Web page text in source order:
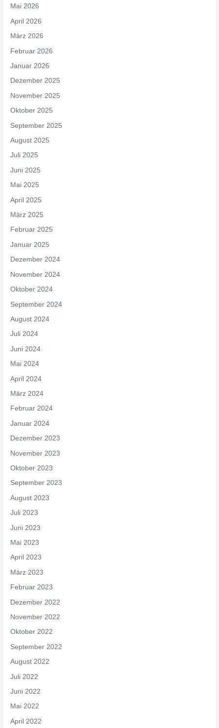
Mai 2026
April 2026
März 2026
Februar 2026
Januar 2026
Dezember 2025
November 2025
Oktober 2025
September 2025
August 2025
Juli 2025
Juni 2025
Mai 2025
April 2025
März 2025
Februar 2025
Januar 2025
Dezember 2024
November 2024
Oktober 2024
September 2024
August 2024
Juli 2024
Juni 2024
Mai 2024
April 2024
März 2024
Februar 2024
Januar 2024
Dezember 2023
November 2023
Oktober 2023
September 2023
August 2023
Juli 2023
Juni 2023
Mai 2023
April 2023
März 2023
Februar 2023
Dezember 2022
November 2022
Oktober 2022
September 2022
August 2022
Juli 2022
Juni 2022
Mai 2022
April 2022